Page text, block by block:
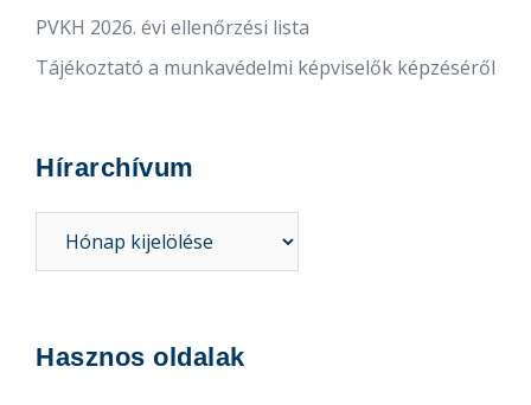
PVKH 2026. évi ellenőrzési lista
Tájékoztató a munkavédelmi képviselők képzéséről
Hírarchívum
Hasznos oldalak